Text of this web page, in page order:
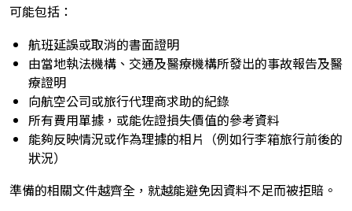
可能包括：
航班延誤或取消的書面證明
由當地執法機構、交通及醫療機構所發出的事故報告及醫
療證明
向航空公司或旅行代理商求助的紀錄
所有費用單據，或能佐證損失價值的參考資料
能夠反映情況或作為理據的相片（例如行李箱旅行前後的
狀況）
準備的相關文件越齊全，就越能避免因資料不足而被拒賠。